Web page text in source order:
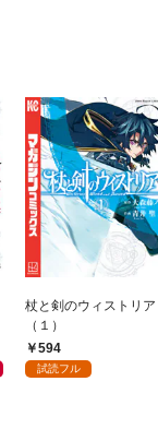
杖と剣のウィストリア
（１）
594
試読フル